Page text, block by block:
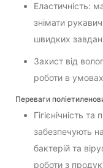
Еластичність:
знімати
швидких
Захист від
роботи в
Переваги
Гігієнічність
забезпечують
бактерій та
роботи з